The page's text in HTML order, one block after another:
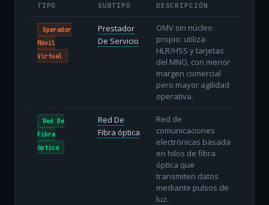
TIPO SUBTIPO DESCRIPCIÓN
Operador
Móvil
Virtual
Prestador
De Servicio
OMV sin núcleo
propio: utiliza
HLR/HSS y tarjetas
del MNO, con menor
margen comercial
pero mayor agilidad
operativa.
Red De
Fibra
óptica
Red De
Fibra óptica
Red de
comunicaciones
electrónicas basada
en hilos de fibra
óptica que
transmiten datos
mediante pulsos de
luz.